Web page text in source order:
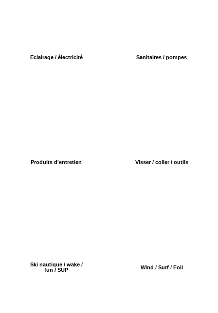
Eclairage / électricité Sanitaires / pompes
Produits d'entretien Visser / coller / outils
Ski nautique / wake /
fun / SUP
Wind / Surf / Foil